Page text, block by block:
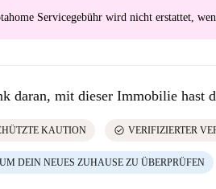
Servicegebühr wird nicht erstattet,
daran, mit dieser Immobilie hast
KAUTION check_circle VERIFIZIERTER
DEIN NEUES ZUHAUSE ZU ÜBERPRÜFEN